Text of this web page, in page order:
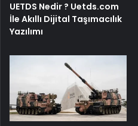
UETDS Nedir ? Uetds.com
İle Akıllı Dijital Taşımacılık
Yazılımı